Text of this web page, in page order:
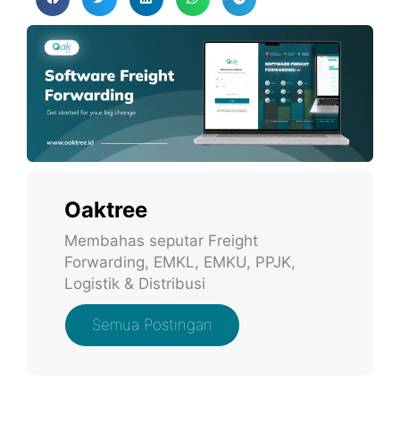
Oaktree
Membahas seputar Freight
Forwarding, EMKL, EMKU, PPJK,
Logistik & Distribusi
Semua Postingan